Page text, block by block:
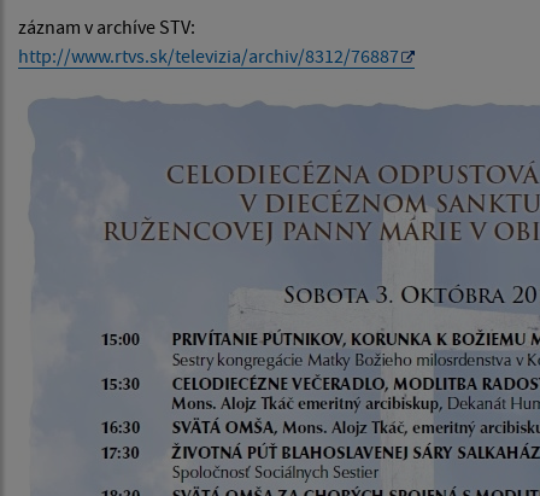
záznam v archíve STV:
http://www.rtvs.sk/televizia/archiv/8312/76887